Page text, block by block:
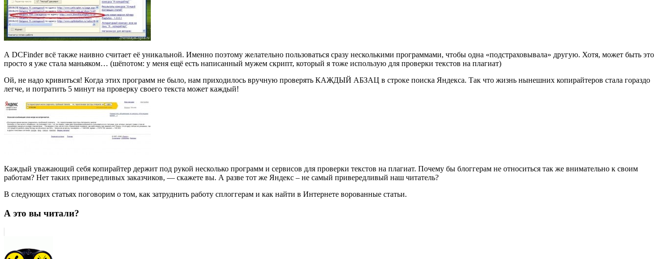
А DCFinder всё также наивно считает её уникальной. Именно поэтому желательно пользоваться сразу несколькими программами, чтобы одна «подстраховывала» другую. Хотя, может быть это
просто я уже стала маньяком… (шёпотом: у меня ещё есть написанный мужем скрипт, который я тоже использую для проверки текстов на плагиат)
Ой, не надо кривиться! Когда этих программ не было, нам приходилось вручную проверять КАЖДЫЙ АБЗАЦ в строке поиска Яндекса. Так что жизнь нынешних копирайтеров стала гораздо
легче, и потратить 5 минут на проверку своего текста может каждый!
Каждый уважающий себя копирайтер держит под рукой несколько программ и сервисов для проверки текстов на плагиат. Почему бы блоггерам не относиться так же внимательно к своим
работам? Нет таких привередливых заказчиков, — скажете вы. А разве тот же Яндекс – не самый привередливый наш читатель?
В следующих статьях поговорим о том, как затруднить работу сплоггерам и как найти в Интернете ворованные статьи.
А это вы читали?